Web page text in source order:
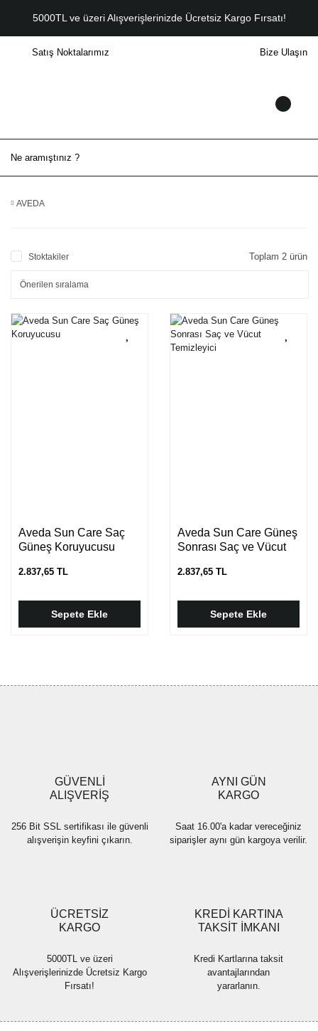
5000TL ve üzeri Alışverişlerinizde Ücretsiz Kargo Fırsatı!
Satış Noktalarımız Bize Ulaşın
AVEDA
Stoktakiler Toplam 2 ürün
Aveda Sun Care Saç
Güneş Koruyucusu
2.837,65 TL
Sepete Ekle
Aveda Sun Care Güneş
Sonrası Saç ve Vücut
2.837,65 TL
Sepete Ekle
GÜVENLİ
ALIŞVERİŞ
256 Bit SSL sertifikası ile güvenli
alışverişin keyfini çıkarın.
AYNI GÜN
KARGO
Saat 16.00'a kadar vereceğiniz
siparişler aynı gün kargoya verilir.
ÜCRETSİZ
KARGO
5000TL ve üzeri
Alışverişlerinizde Ücretsiz Kargo
Fırsatı!
KREDİ KARTINA
TAKSİT İMKANI
Kredi Kartlarına taksit
avantajlarından
yararlanın.